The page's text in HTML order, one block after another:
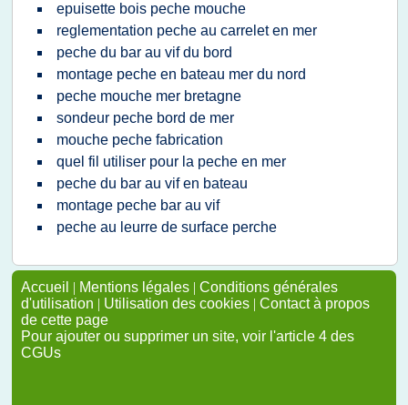
epuisette bois peche mouche
reglementation peche au carrelet en mer
peche du bar au vif du bord
montage peche en bateau mer du nord
peche mouche mer bretagne
sondeur peche bord de mer
mouche peche fabrication
quel fil utiliser pour la peche en mer
peche du bar au vif en bateau
montage peche bar au vif
peche au leurre de surface perche
Accueil | Mentions légales | Conditions générales
d'utilisation | Utilisation des cookies | Contact à propos
de cette page
Pour ajouter ou supprimer un site, voir l'article 4 des
CGUs